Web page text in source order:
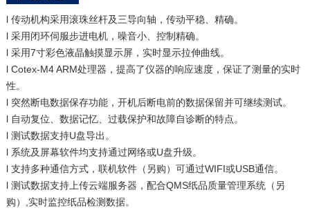
l 传动机构采用滚珠丝杆及三导向轴，传动平稳、精确。
l 采用闭环伺服步进电机，噪音小、控制精确。
l 采用7寸彩色液晶触摸显示屏，实时显示拉伸曲线。
l Cotex-M4 ARM处理器，提高了仪器的响应速度，保证了测量的实时
性。
l 突然断电数据保存功能，开机后断电前的数据保留并可继续测试。
l 自动复位、数据记忆、过载保护和故障自诊断的特点。
l 测试数据支持U盘导出。
l 系统及屏幕软件均支持通过网络或U盘升级。
l 支持多种通信方式，联机软件（另购）可通过WIFI或USB通信。
l 测试数据支持上传云端服务器，配合QMS纸品质量管理系统（另
购）,实时监控纸品检测数据。